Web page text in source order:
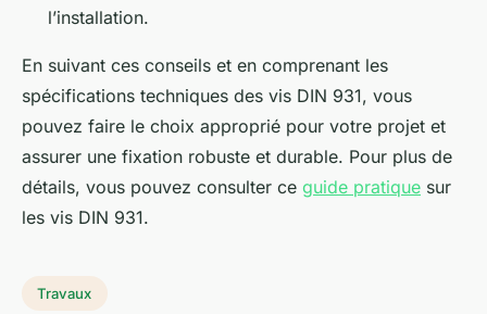
l’installation.
En suivant ces conseils et en comprenant les
spécifications techniques des vis DIN 931, vous
pouvez faire le choix approprié pour votre projet et
assurer une fixation robuste et durable. Pour plus de
détails, vous pouvez consulter ce guide pratique sur
les vis DIN 931.
Travaux